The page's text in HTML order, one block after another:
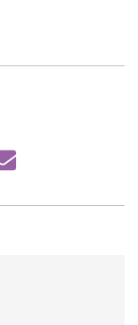
Share